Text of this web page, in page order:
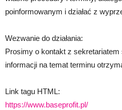
poinformowanym i działać z
Wezwanie do działania:
Prosimy o kontakt z sekretariatem
informacji na temat terminu
Link tagu HTML:
https://www.baseprofit.pl/